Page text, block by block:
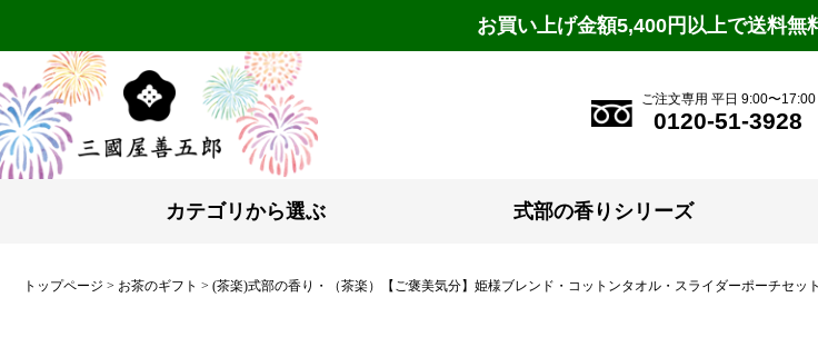
お買い上げ金額5,400円以上で送料無
ご注文専用 平日 9:00〜17:00
0120-51-3928
カテゴリから選ぶ 式部の香りシリーズ
トップページ お茶のギフト (茶楽)式部の香り・（茶楽）【ご褒美気分】姫様ブレンド・コットンタオル・スライダーポーチセット